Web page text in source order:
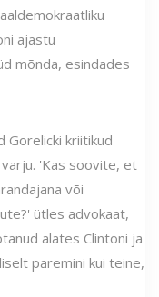
ajastu
mõnda, esindades
Gorelicki kriitikud
'Kas soovite, et
või
ütles advokaat,
alates Clintoni ja
paremini kui teine,